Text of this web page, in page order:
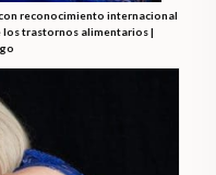
reconocimiento internacional
los trastornos alimentarios |